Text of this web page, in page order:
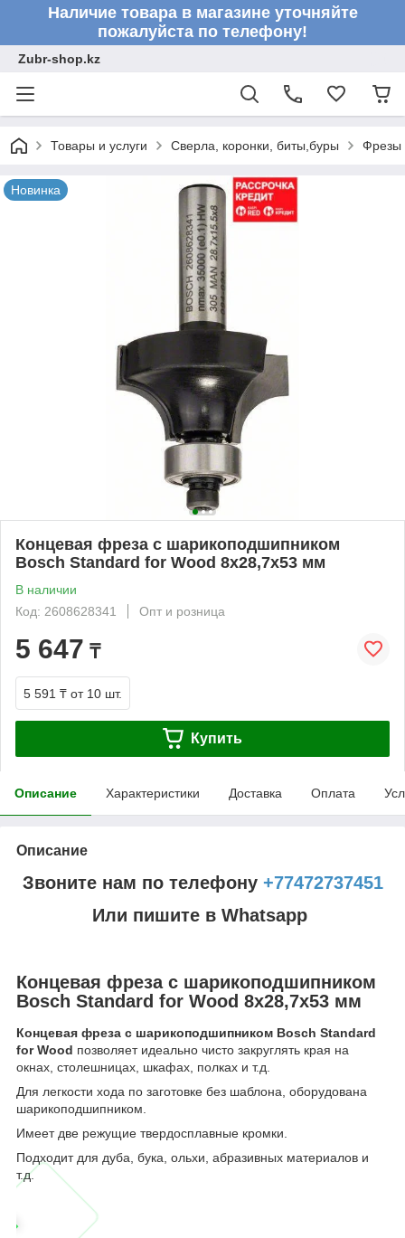
Наличие товара в магазине уточняйте
пожалуйста по телефону!
Zubr-shop.kz
Товары и услуги Сверла, коронки, биты,буры Фрезы
Новинка
Концевая фреза с шарикоподшипником
Bosch Standard for Wood 8x28,7x53 мм
В наличии
Код: 2608628341
Опт и розница
5 647 ₸
5 591 ₸ от 10 шт.
Купить
Описание Характеристики Доставка Оплата
Описание
Звоните нам по телефону +77472737451
Или пишите в Whatsapp
Концевая фреза с шарикоподшипником
Bosch Standard for Wood 8x28,7x53 мм
Концевая фреза с шарикоподшипником Bosch Standard
for Wood позволяет идеально чисто закруглять края на
окнах, столешницах, шкафах, полках и т.д.
Для легкости хода по заготовке без шаблона, оборудована
шарикоподшипником.
Имеет две режущие твердосплавные кромки.
Подходит для дуба, бука, ольхи, абразивных материалов и
т.д.